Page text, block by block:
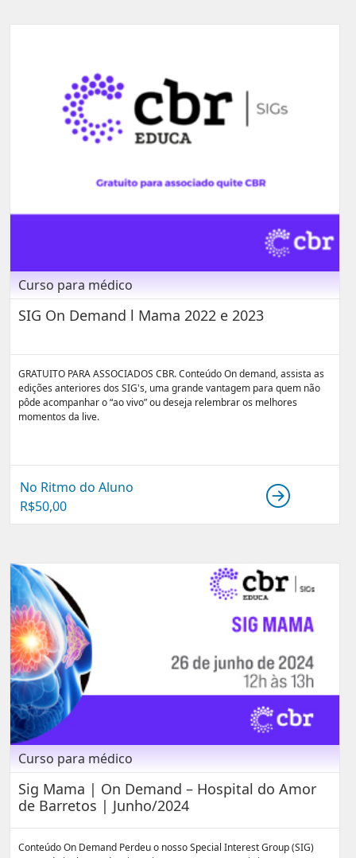
Curso para médico
SIG On Demand l Mama 2022 e 2023
GRATUITO PARA ASSOCIADOS CBR. Conteúdo On demand, assista as
edições anteriores dos SIG's, uma grande vantagem para quem não
pôde acompanhar o “ao vivo” ou deseja relembrar os melhores
momentos da live.
No Ritmo do Aluno
R$50,00
Curso para médico
Sig Mama | On Demand – Hospital do Amor
de Barretos | Junho/2024
Conteúdo On Demand Perdeu o nosso Special Interest Group (SIG)